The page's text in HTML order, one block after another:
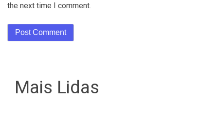
the next time I comment.
Mais Lidas